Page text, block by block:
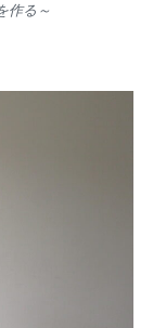
作る～